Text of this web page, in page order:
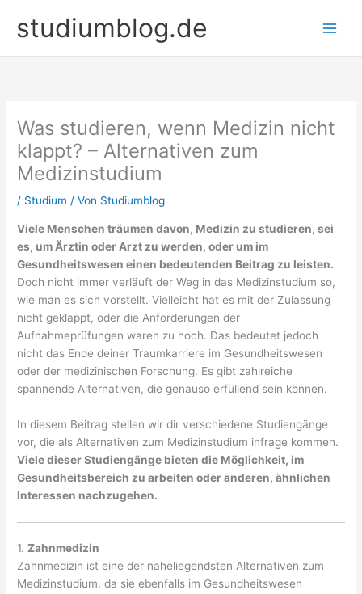
Inhaltstudiumblog.de
Was studieren, wenn Medizin nicht
klappt? – Alternativen zum
Medizinstudium
/ Studium / Von Studiumblog
Viele Menschen träumen davon, Medizin zu studieren, sei
es, um Ärztin oder Arzt zu werden, oder um im
Gesundheitswesen einen bedeutenden Beitrag zu leisten.
Doch nicht immer verläuft der Weg in das Medizinstudium so,
wie man es sich vorstellt. Vielleicht hat es mit der Zulassung
nicht geklappt, oder die Anforderungen der
Aufnahmeprüfungen waren zu hoch. Das bedeutet jedoch
nicht das Ende deiner Traumkarriere im Gesundheitswesen
oder der medizinischen Forschung. Es gibt zahlreiche
spannende Alternativen, die genauso erfüllend sein können.
In diesem Beitrag stellen wir dir verschiedene Studiengänge
vor, die als Alternativen zum Medizinstudium infrage kommen.
Viele dieser Studiengänge bieten die Möglichkeit, im
Gesundheitsbereich zu arbeiten oder anderen, ähnlichen
Interessen nachzugehen.
1.Zahnmedizin
Zahnmedizin ist eine der naheliegendsten Alternativen zum
Medizinstudium, da sie ebenfalls im Gesundheitswesen